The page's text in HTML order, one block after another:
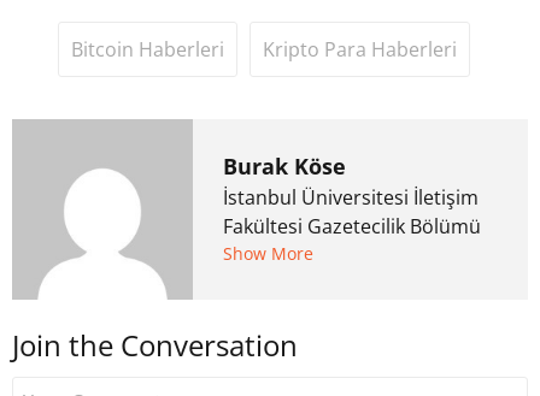
Bitcoin Haberleri Kripto Para Haberleri
Burak Köse
İstanbul Üniversitesi İletişim
Fakültesi Gazetecilik Bölümü
mezunu. 6 yıl ana akım
kurdu. 2017'nin Mayıs ayından
Show More
Join the Conversation